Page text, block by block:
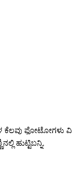
ಕೆಲವು ಫೋಟೋಗಳು
ಹುಟ್ಟಿಬನ್ನಿ.